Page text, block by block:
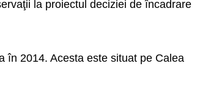
la proiectul deciziei de încadrare
în 2014. Acesta este situat pe Calea